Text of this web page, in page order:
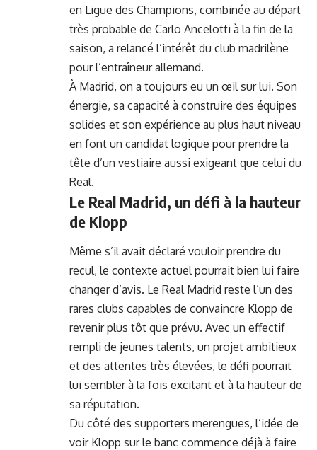
en Ligue des Champions, combinée au départ
très probable de Carlo Ancelotti à la fin de la
saison, a relancé l’intérêt du club madrilène
pour l’entraîneur allemand.
À Madrid, on a toujours eu un œil sur lui. Son
énergie, sa capacité à construire des équipes
solides et son expérience au plus haut niveau
en font un candidat logique pour prendre la
tête d’un vestiaire aussi exigeant que celui du
Real.
Le Real Madrid, un défi à la hauteur
de Klopp
Même s’il avait déclaré vouloir prendre du
recul, le contexte actuel pourrait bien lui faire
changer d’avis. Le Real Madrid reste l’un des
rares clubs capables de convaincre Klopp de
revenir plus tôt que prévu. Avec un effectif
rempli de jeunes talents, un projet ambitieux
et des attentes très élevées, le défi pourrait
lui sembler à la fois excitant et à la hauteur de
sa réputation.
Du côté des supporters merengues, l’idée de
voir Klopp sur le banc commence déjà à faire